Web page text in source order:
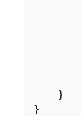
    }
}